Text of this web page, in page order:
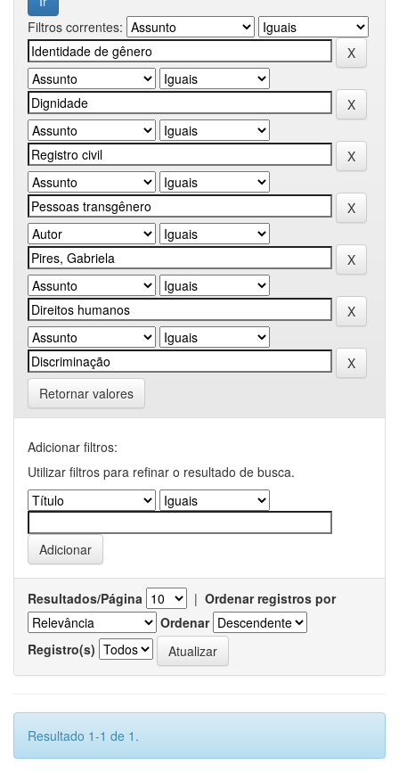
Filtros correntes:
Retornar valores
Adicionar filtros:
Utilizar filtros para refinar o resultado de busca.
Resultados/Página | Ordenar registros por
Ordenar
Registro(s)
Resultado 1-1 de 1.